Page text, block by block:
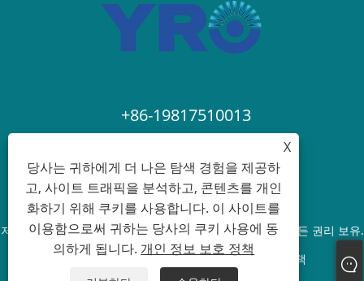
+86-19817510013
저작권 © 2024 ZHEJIANG YRO NEW ENERGY CO.,LTD. 모든 권리 보유.
Links
Sitemap RSS XML 개인 정보 보호 정책
X
당사는 귀하에게 더 나은 탐색 경험을 제공하
고, 사이트 트래픽을 분석하고, 콘텐츠를 개인
화하기 위해 쿠키를 사용합니다. 이 사이트를
이용함으로써 귀하는 당사의 쿠키 사용에 동
의하게 됩니다. 개인 정보 보호 정책